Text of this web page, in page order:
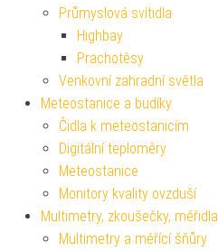
Průmyslová svítidla
Highbay
Prachotěsy
Venkovní zahradní světla
Meteostanice a budíky
Čidla k meteostanicím
Digitální teploměry
Meteostanice
Monitory kvality ovzduší
Multimetry, zkoušečky, měřidla
Multimetry a měřící šňůry